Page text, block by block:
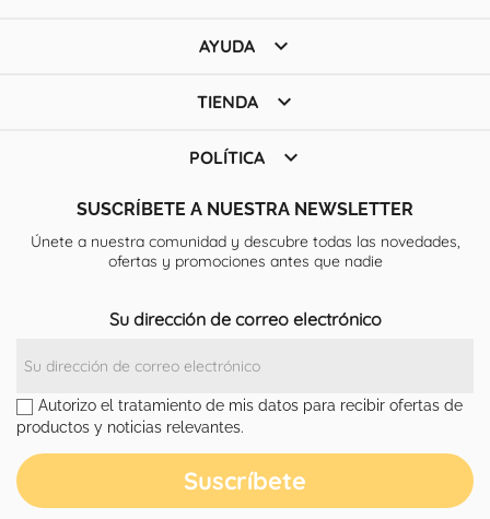
AYUDA 
TIENDA 
POLÍTICA 
SUSCRÍBETE A NUESTRA NEWSLETTER
Únete a nuestra comunidad y descubre todas las novedades,
ofertas y promociones antes que nadie
Su dirección de correo electrónico
Autorizo el tratamiento de mis datos para recibir ofertas de
productos y noticias relevantes.